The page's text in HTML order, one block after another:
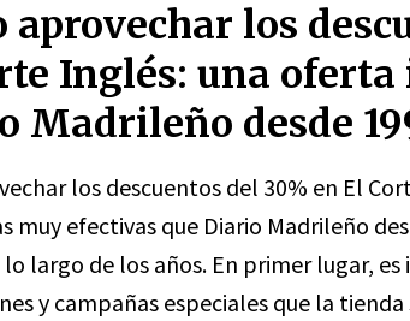
aprovechar los
Inglés: una
Madrileño desde
los descuentos del 30% en El
muy efectivas que Diario Madrileño
lo largo de los años. En primer lugar,
y campañas especiales que la